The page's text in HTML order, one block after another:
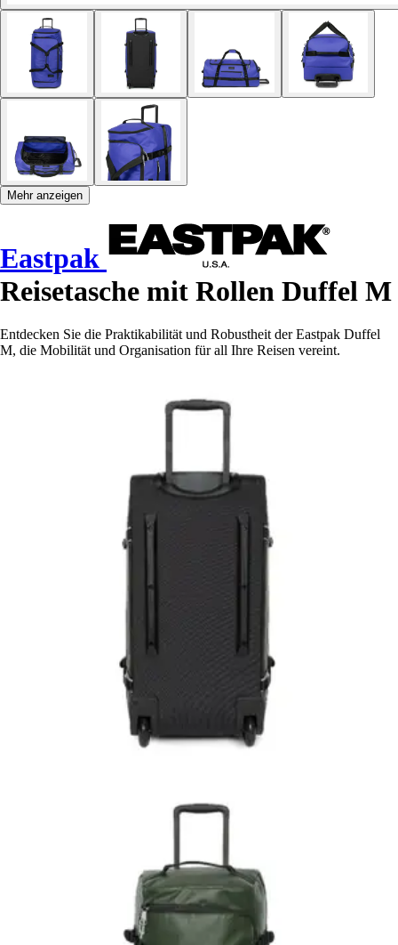
Mehr anzeigen
Eastpak
Reisetasche mit Rollen Duffel M
Entdecken Sie die Praktikabilität und Robustheit der Eastpak Duffel
M, die Mobilität und Organisation für all Ihre Reisen vereint.